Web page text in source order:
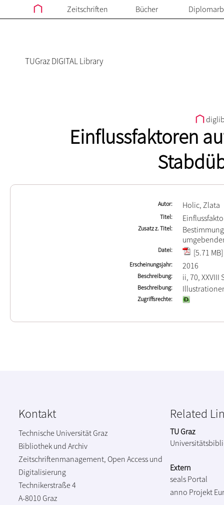
Zeitschriften Bücher
TUGraz DIGITAL Library
Einflussfaktoren
Autor Holic, Zlata
Titel
Zusatz z. Titel
Datei [5.71 MB]
Erscheinungsjahr 2016
Beschreibung ii, 70, XXVIII
Beschreibung
Zugriffsrechte
Kontakt
Technische Universität Graz
Bibliothek und Archiv
Zeitschriftenmanagement, Open Access und
Digitalisierung
Technikerstraße 4
A-8010 Graz
Related
TU Graz
Extern
seals Portal
anno Projekt